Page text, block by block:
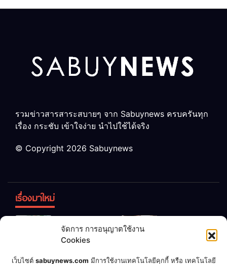
จัดการ การอนุญาตใช้งาน
Cookies
เว็บไซต์ sabuynews.com มีการใช้งานเทคโนโลยีคุกกี้ หรือ เทคโนโลยี
รวมข่าวสารสาระสบายๆ จาก Sabuynews ครบครันทุก
เรื่อง กระชับ เข้าใจง่าย นำไปใช้ได้จริง
© Copyright 2026 Sabuynews
เรื่องมาใหม่
ทิ้ง! เปลี่ยน
เป็น “ปุ๋ย
จุลินทรีย์”
หญิง 12 ขวบ
แต่งงานกับ
เชื่อพ่อแล้ว เจ้าของคาร์